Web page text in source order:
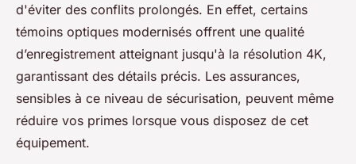
d'éviter des conflits prolongés. En effet, certains
témoins optiques modernisés offrent une qualité
d’enregistrement atteignant jusqu'à la résolution 4K,
garantissant des détails précis. Les assurances,
sensibles à ce niveau de sécurisation, peuvent même
réduire vos primes lorsque vous disposez de cet
équipement.